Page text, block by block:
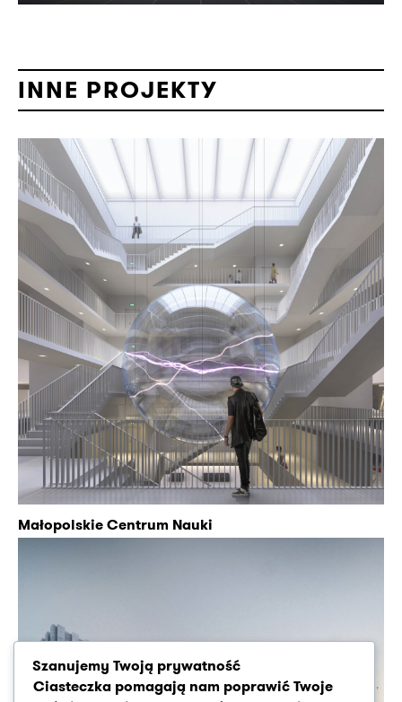
INNE PROJEKTY
Małopolskie Centrum Nauki
Szanujemy Twoją prywatność
Ciasteczka pomagają nam poprawić Twoje